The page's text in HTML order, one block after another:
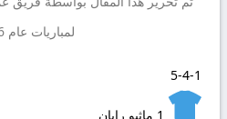
لمباريات عام 2026.
5-4-1
1 ماثيو رايان